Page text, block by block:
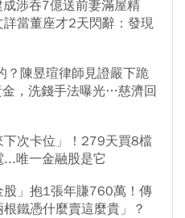
涉吞7億送前妻滿屋精
當董座才2天閃辭：發現
？陳昱瑄律師見證嚴下跪
，洗錢手法曝光…慈濟回
下次卡位」！279天買8檔
唯一金融股是它
股」抱1張年賺760萬！傳
鐵憑什麼賣這麼貴」？